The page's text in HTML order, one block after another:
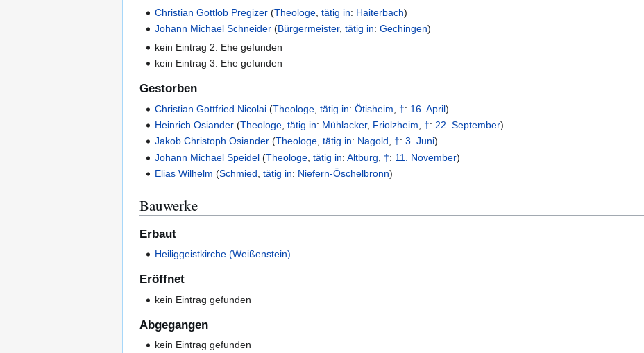
Christian Gottlob Pregizer (Theologe ,tätig in: Haiterbach)
Johann Michael Schneider (Bürgermeister,tätig in:Gechingen)
kein Eintrag 2. Ehe gefunden
kein Eintrag 3. Ehe gefunden
Gestorben
Christian Gottfried Nicolai (Theologe ,tätig in:Ötisheim †: 16. April)
Heinrich Osiander (Theologe ,tätig in: Mühlacker, Friolzheim †: 22. September)
Jakob Christoph Osiander (Theologe,tätig in: Nagold, †:3. Juni)
Johann Michael Speidel (Theologe ,tätig in:Altburg †: 11. November)
Elias Wilhelm (Schmied ,tätig in: Niefern-Öschelbronn)
Bauwerke
Erbaut
Heiliggeistkirche (Weißenstein)
Eröffnet
kein Eintrag gefunden
Abgegangen
kein Eintrag gefunden